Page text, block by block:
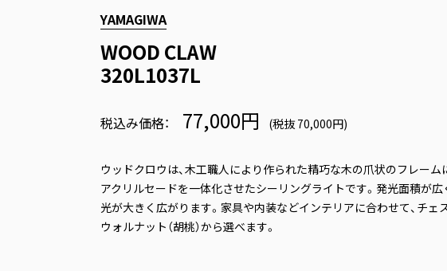
YAMAGIWA
WOOD CLAW
320L1037L
税込み価格： 77,000円 (税抜 70,000円)
ウッドクロウは、木工職人により作られた精巧な木の爪状のフレーム
アクリルセードを一体化させたシーリングライトです。発光面積が広
光が大きく広がります。家具や内装などインテリアに合わせて、チェス
ウォルナット（胡桃）から選べます。